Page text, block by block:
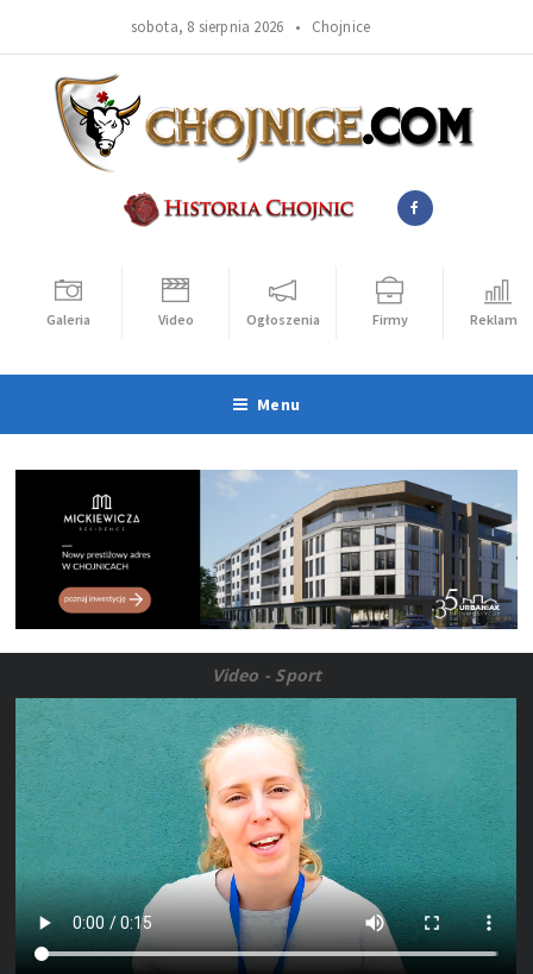
sobota, 8 sierpnia 2026 • Chojnice
Galeria Video Ogłoszenia Firmy Reklama
Menu
Video - Sport